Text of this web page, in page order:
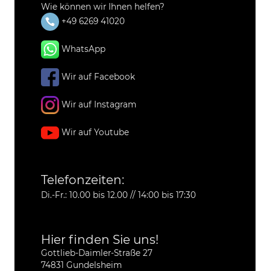
Wie können wir Ihnen helfen?
+49 6269 41020
WhatsApp
Wir auf Facebook
Wir auf Instagram
Wir auf Youtube
Telefonzeiten:
Di.-Fr.: 10.00 bis 12.00 // 14:00 bis 17:30
Hier finden Sie uns!
Gottlieb-Daimler-Straße 27
74831 Gundelsheim